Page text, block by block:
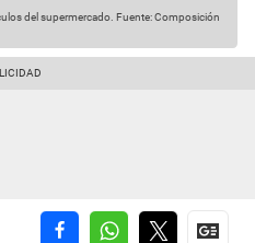
del supermercado. Fuente: Composición